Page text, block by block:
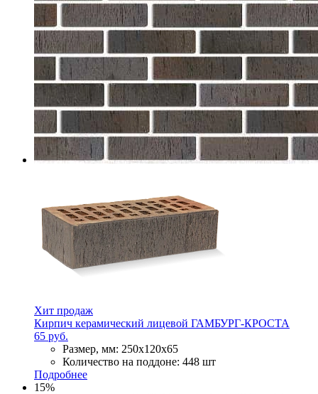
Хит продаж
Кирпич керамический лицевой ГАМБУРГ-КРОСТА
65 руб.
Размер, мм: 250х120х65
Количество на поддоне: 448 шт
Подробнее
15%